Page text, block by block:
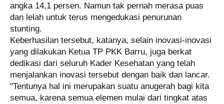
angka 14,1 persen. Namun tak pernah merasa puas
dan lelah untuk terus mengedukasi penurunan
stunting.
Keberhasilan tersebut, katanya, selain inovasi-inovasi
yang dilakukan Ketua TP PKK Barru, juga berkat
dedikasi dari seluruh Kader Kesehatan yang telah
menjalankan inovasi tersebut dengan baik dan lancar.
"Tentunya hal ini merupakan suatu anugerah bagi kita
semua, karena semua elemen mulai dari tingkat atas